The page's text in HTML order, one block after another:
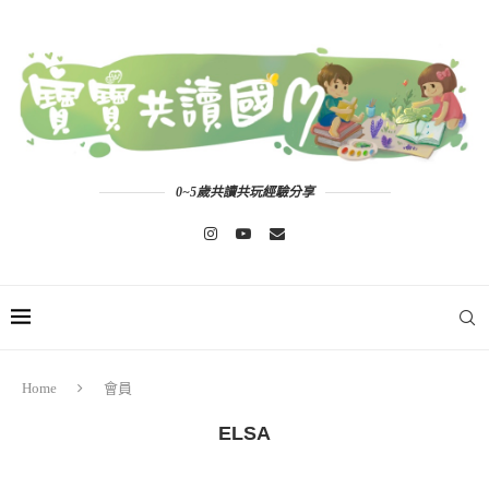
0~5歲共讀共玩經驗分享
Home 會員
ELSA